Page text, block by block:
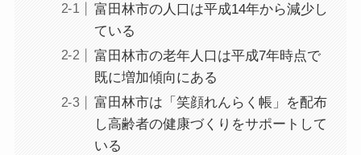
富田林市の人口は平成14年から減少し
ている
富田林市の老年人口は平成7年時点で
既に増加傾向にある
富田林市は「笑顔れんらく帳」を配布
し高齢者の健康づくりをサポートして
いる